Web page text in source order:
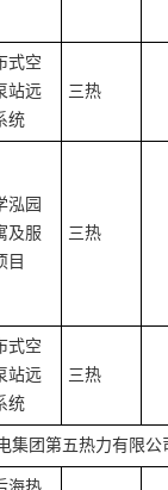
式空
站远
统
三热
泓园
及服
目
三热
式空
站远
统
三热
集团第五热力有限公